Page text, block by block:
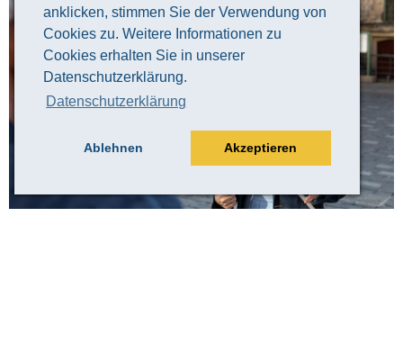
anklicken, stimmen Sie der Verwendung von
Cookies zu. Weitere Informationen zu
Cookies erhalten Sie in unserer
Datenschutzerklärung.
Datenschutzerklärung
Ablehnen Akzeptieren